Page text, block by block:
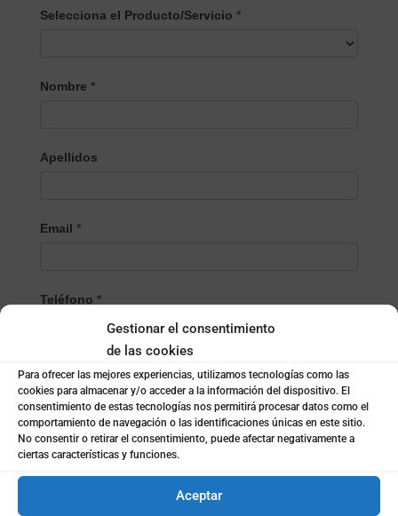
Gestionar el consentimiento
de las cookies
Para ofrecer las mejores experiencias, utilizamos tecnologías como las
cookies para almacenar y/o acceder a la información del dispositivo. El
consentimiento de estas tecnologías nos permitirá procesar datos como el
comportamiento de navegación o las identificaciones únicas en este sitio.
No consentir o retirar el consentimiento, puede afectar negativamente a
ciertas características y funciones.
Aceptar
Selecciona el Producto/Servicio *
el
Nombre *
Apellidos
Email *
Teléfono *
Localidad*
¿Empresa o particular?*
Empresa